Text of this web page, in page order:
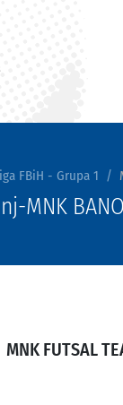
FBiH - Grupa 1
MNK
MNK FUTSAL